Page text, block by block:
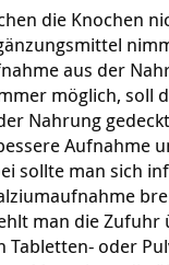
die Knochen
aus der
möglich, soll
Nahrung
Aufnahme
sollte man sich
man die Zufuhr
Tabletten- oder